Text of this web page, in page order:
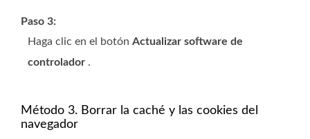
Paso 3:
Haga clic en el botón Actualizar software de
controlador .
Método 3. Borrar la caché y las cookies del
navegador